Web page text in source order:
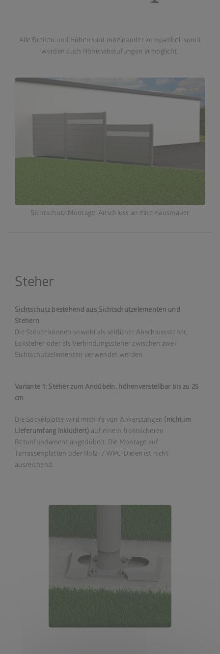
Alle Breiten und Höhen sind miteinander kompatibel, somit
werden auch Höhenabstufungen ermöglicht.
Sichtschutz Montage: Anschluss an eine Hausmauer
Steher
Sichtschutz bestehend aus Sichtschutzelementen und
Stehern
Die Steher können sowohl als seitlicher Abschlusssteher,
Ecksteher oder als Verbindungssteher zwischen zwei
Sichtschutzelementen verwendet werden.
Variante 1: Steher zum Andübeln, höhenverstellbar bis zu 25
cm
Die Sockelplatte wird mithilfe von Ankerstangen (nicht im
Lieferumfang inkludiert) auf einem frostsicheren
Betonfundament angedübelt. Die Montage auf
Terrassenplatten oder Holz- / WPC-Dielen ist nicht
ausreichend.